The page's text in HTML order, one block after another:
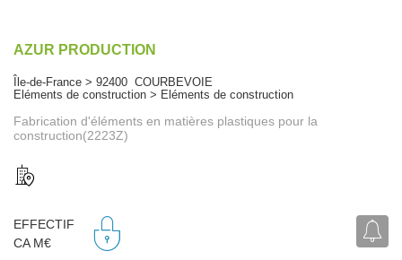
AZUR PRODUCTION
Île-de-France > 92400 COURBEVOIE
Eléments de construction > Eléments de construction
Fabrication d'éléments en matières plastiques pour la
construction(2223Z)
EFFECTIF
CA M€